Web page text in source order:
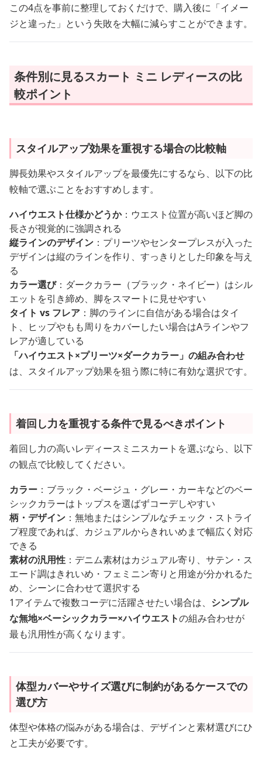
この4点を事前に整理しておくだけで、購入後に「イメー
ジと違った」という失敗を大幅に減らすことができます。
条件別に見るスカート ミニ レディースの比
較ポイント
スタイルアップ効果を重視する場合の比較軸
脚長効果やスタイルアップを最優先にするなら、以下の比
較軸で選ぶことをおすすめします。
ハイウエスト仕様かどうか：ウエスト位置が高いほど脚の
長さが視覚的に強調される
縦ラインのデザイン ：プリーツやセンタープレスが入った
デザインは縦のラインを作り、すっきりとした印象を与え
る
カラー選び：ダークカラー（ブラック・ネイビー）はシル
エットを引き締め、脚をスマートに見せやすい
タイト vs フレア ：脚のラインに自信がある場合はタイ
ト、ヒップやもも周りをカバーしたい場合はAラインやフ
レアが適している
「ハイウエスト×プリーツ×ダークカラー」の組み合わせ
は、スタイルアップ効果を狙う際に特に有効な選択です。
着回し力を重視する条件で見るべきポイント
着回し力の高いレディースミニスカートを選ぶなら、以下
の観点で比較してください。
カラー ：ブラック・ベージュ・グレー・カーキなどのベー
シックカラーはトップスを選ばずコーデしやすい
柄・デザイン ：無地またはシンプルなチェック・ストライ
プ程度であれば、カジュアルからきれいめまで幅広く対応
できる
素材の汎用性 ：デニム素材はカジュアル寄り、サテン・ス
エード調はきれいめ・フェミニン寄りと用途が分かれるた
め、シーンに合わせて選択する
1アイテムで複数コーデに活躍させたい場合は、 シンプル
な無地×ベーシックカラー×ハイウエストの組み合わせが
最も汎用性が高くなります。
体型カバーやサイズ選びに制約があるケースでの
選び方
体型や体格の悩みがある場合は、デザインと素材選びにひ
と工夫が必要です。